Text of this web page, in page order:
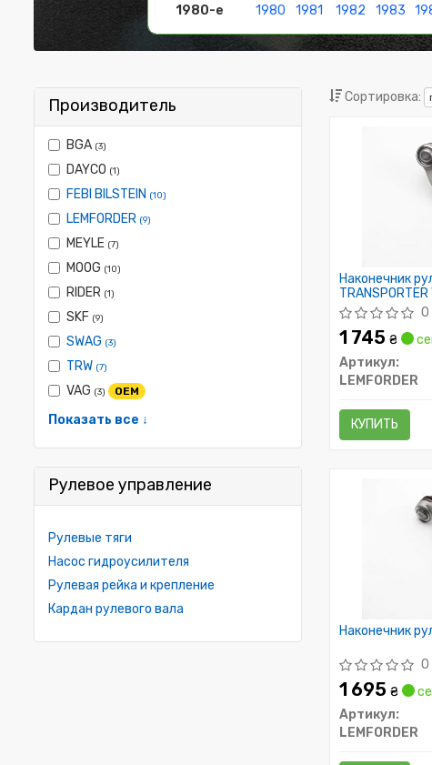
1980-е
1980 1981 1982 1983
Производитель
BGA (3)
DAYCO (1)
FEBI BILSTEIN (10)
LEMFORDER (9)
MEYLE (7)
MOOG (10)
RIDER (1)
SKF (9)
SWAG (3)
TRW (7)
VAG (3) OEM
Показать все ↓
Рулевое управление
Рулевые тяги
Насос гидроусилителя
Рулевая рейка и крепление
Кардан рулевого вала
Сортировка:
Наконечник
04.03-
0
1 745 ₴
Артикул:
LEMFORDER
КУПИТЬ
Наконечник
0
1 695 ₴
Артикул:
LEMFORDER